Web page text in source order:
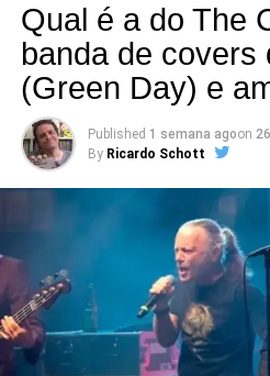
Ok, também NÃO dá para
porque: 1) A produção do livro
ao acaso, sem dar nenhum tipo
overprodução a elas, ainda que
rigorosamente como mandava
Qual é a do The
banda de covers
(Green Day) e
Published 1 semana agoon
By Ricardo Schott